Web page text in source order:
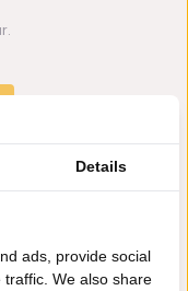
Details
ads, provide social
We also share